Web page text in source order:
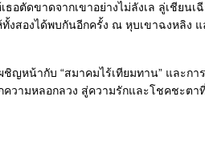
อตัดขาดจากเขาอย่างไม่ลังเล ลู่เชียนเฉี
งสองได้พบกันอีกครั้ง ณ หุบเขาฉงหลิง
ญหน้ากับ “สมาคมไร้เทียมทาน” และกา
ความหลอกลวง สู่ความรักและโชคชะตา